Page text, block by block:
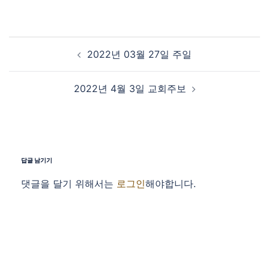
Post navigation
2022년 03월 27일 주일
2022년 4월 3일 교회주보
답글 남기기
댓글을 달기 위해서는 로그인해야합니다.